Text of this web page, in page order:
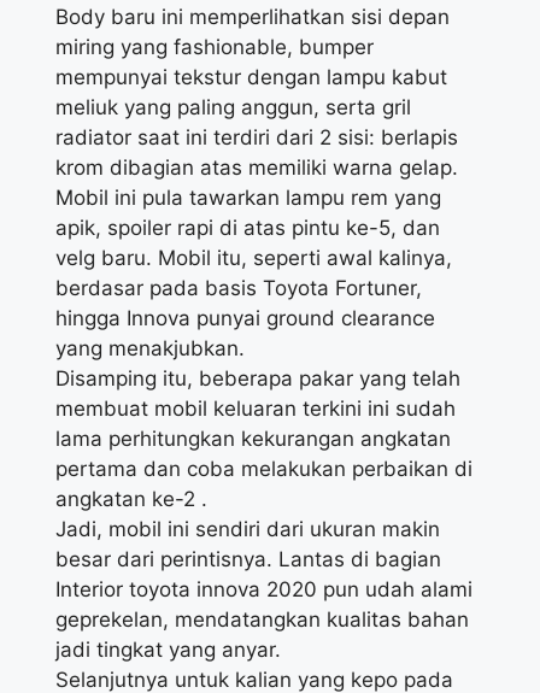
Body baru ini memperlihatkan sisi depan
miring yang fashionable, bumper
mempunyai tekstur dengan lampu kabut
meliuk yang paling anggun, serta gril
radiator saat ini terdiri dari 2 sisi: berlapis
krom dibagian atas memiliki warna gelap.
Mobil ini pula tawarkan lampu rem yang
apik, spoiler rapi di atas pintu ke-5, dan
velg baru. Mobil itu, seperti awal kalinya,
berdasar pada basis Toyota Fortuner,
hingga Innova punyai ground clearance
yang menakjubkan.
Disamping itu, beberapa pakar yang telah
membuat mobil keluaran terkini ini sudah
lama perhitungkan kekurangan angkatan
pertama dan coba melakukan perbaikan di
angkatan ke-2 .
Jadi, mobil ini sendiri dari ukuran makin
besar dari perintisnya. Lantas di bagian
Interior toyota innova 2020 pun udah alami
geprekelan, mendatangkan kualitas bahan
jadi tingkat yang anyar.
Selanjutnya untuk kalian yang kepo pada